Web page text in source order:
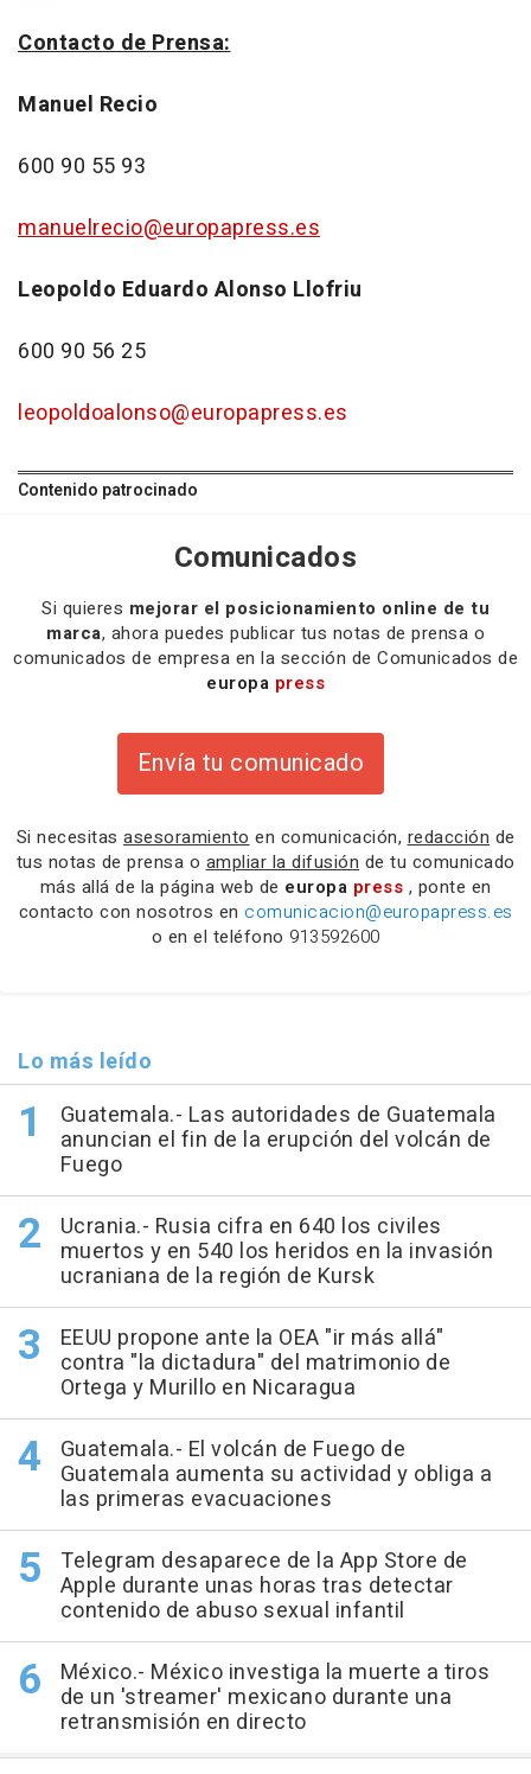
Contacto de Prensa:
Manuel Recio
600 90 55 93
manuelrecio@europapress.es
Leopoldo Eduardo Alonso Llofriu
600 90 56 25
leopoldoalonso@europapress.es
Contenido patrocinado
Comunicados
Si quieres mejorar el posicionamiento online de tu
marca, ahora puedes publicar tus notas de prensa o
comunicados de empresa en la sección de Comunicados de
europa press
Envía tu comunicado
Si necesitas asesoramiento en comunicación, redacción de
tus notas de prensa o ampliar la difusión de tu comunicado
más allá de la página web de europa press , ponte en
contacto con nosotros en comunicacion@europapress.es
o en el teléfono 913592600
Lo más leído
Guatemala.- Las autoridades de Guatemala
anuncian el fin de la erupción del volcán de
Fuego
Ucrania.- Rusia cifra en 640 los civiles
muertos y en 540 los heridos en la invasión
ucraniana de la región de Kursk
EEUU propone ante la OEA "ir más allá"
contra "la dictadura" del matrimonio de
Ortega y Murillo en Nicaragua
Guatemala.- El volcán de Fuego de
Guatemala aumenta su actividad y obliga a
las primeras evacuaciones
Telegram desaparece de la App Store de
Apple durante unas horas tras detectar
contenido de abuso sexual infantil
México.- México investiga la muerte a tiros
de un 'streamer' mexicano durante una
retransmisión en directo